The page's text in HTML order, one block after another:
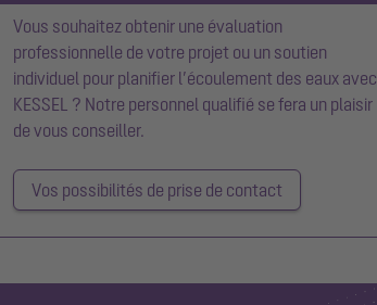
Vous souhaitez obtenir une évaluation
professionnelle de votre projet ou un soutien
individuel pour planifier l’écoulement des eaux avec
KESSEL ? Notre personnel qualifié se fera un plaisir
de vous conseiller.
Vos possibilités de prise de contact